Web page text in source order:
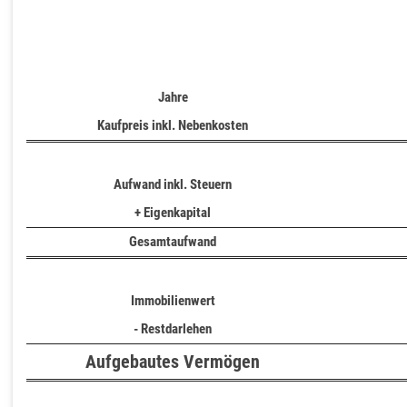
Jahre
Kaufpreis inkl. Nebenkosten
Aufwand inkl. Steuern
+ Eigenkapital
Gesamtaufwand
Immobilienwert
- Restdarlehen
Aufgebautes Vermögen